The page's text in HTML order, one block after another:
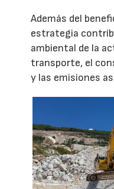
Además del
estrategia
ambiental de la
transporte, el
y las emisiones